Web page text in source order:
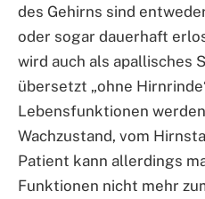
des Gehirns sind
oder sogar dauerhaft
wird auch als apallisches
übersetzt „ohne
Lebensfunktionen
Wachzustand, vom
Patient kann allerdings
Funktionen nicht mehr